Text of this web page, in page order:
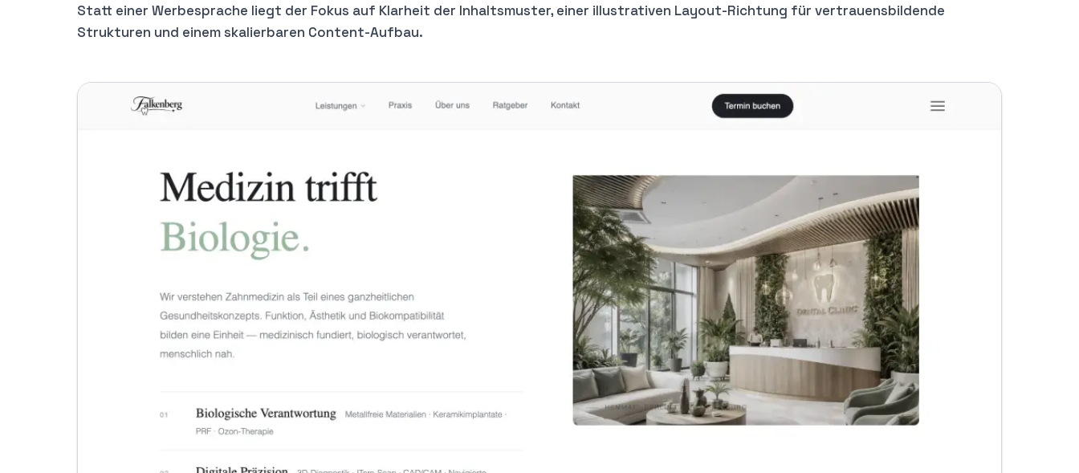
Statt einer Werbesprache liegt der Fokus auf Klarheit der Inhaltsmuster, einer illustrativen Layout-Richtung für vertrauensbildende
Strukturen und einem skalierbaren Content-Aufbau.